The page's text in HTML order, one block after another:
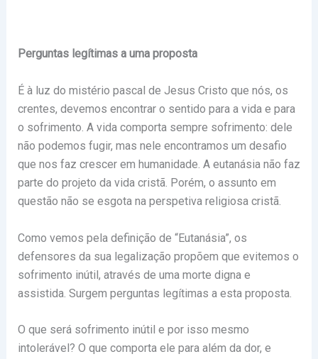
Perguntas legítimas a uma proposta
É à luz do mistério pascal de Jesus Cristo que nós, os
crentes, devemos encontrar o sentido para a vida e para
o sofrimento. A vida comporta sempre sofrimento: dele
não podemos fugir, mas nele encontramos um desafio
que nos faz crescer em humanidade. A eutanásia não faz
parte do projeto da vida cristã. Porém, o assunto em
questão não se esgota na perspetiva religiosa cristã.
Como vemos pela definição de “Eutanásia”, os
defensores da sua legalização propõem que evitemos o
sofrimento inútil, através de uma morte digna e
assistida. Surgem perguntas legítimas a esta proposta.
O que será sofrimento inútil e por isso mesmo
intolerável? O que comporta ele para além da dor, e